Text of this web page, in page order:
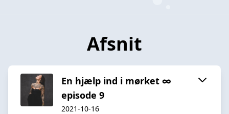
Afsnit
En hjælp ind i mørket ∞
episode 9
2021-10-16